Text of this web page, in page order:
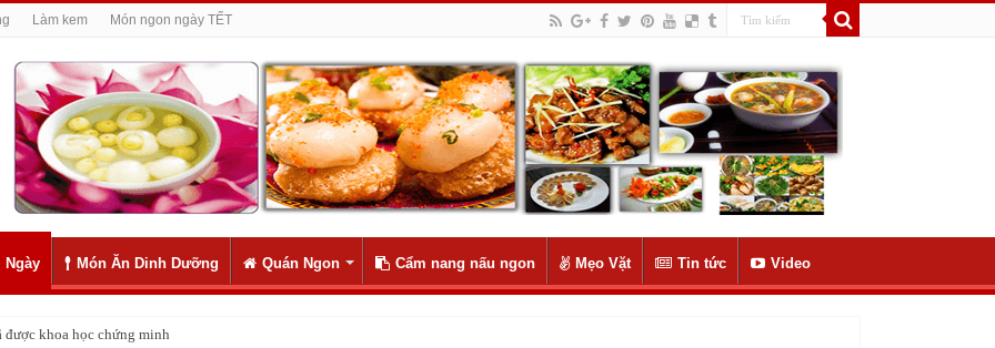
Làm kem Món ngon ngày TẾT
Ngày Món Ăn Dinh Dưỡng Quán Ngon Cẩm nang nấu ngon Mẹo Vặt Tin tức Video
được khoa học chứng minh
ly như 1